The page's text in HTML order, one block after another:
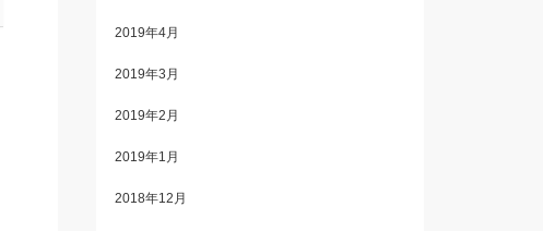
2019年4月
2019年3月
2019年2月
2019年1月
2018年12月